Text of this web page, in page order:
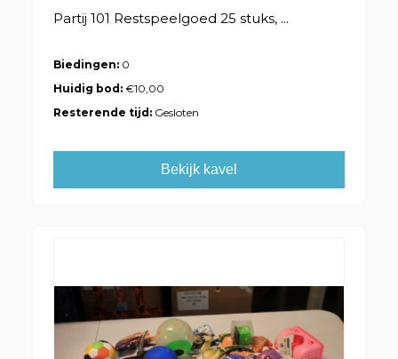
Partij 101 Restspeelgoed 25 stuks, ...
Biedingen: 0
Huidig bod:€10,00
Resterende tijd: Gesloten
Bekijk kavel